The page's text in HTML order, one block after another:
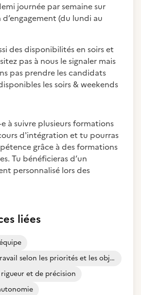
journée par semaine sur
(du lundi au
des disponibilités en soirs et
pas à nous le signaler mais
pas prendre les candidats
les soirs & weekends
à suivre plusieurs formations
d'intégration et tu pourras
grâce à des formations
Tu bénéficieras d’un
personnalisé lors des
liées
Organiser son travail selon les priorités et les objectifs
et de précision